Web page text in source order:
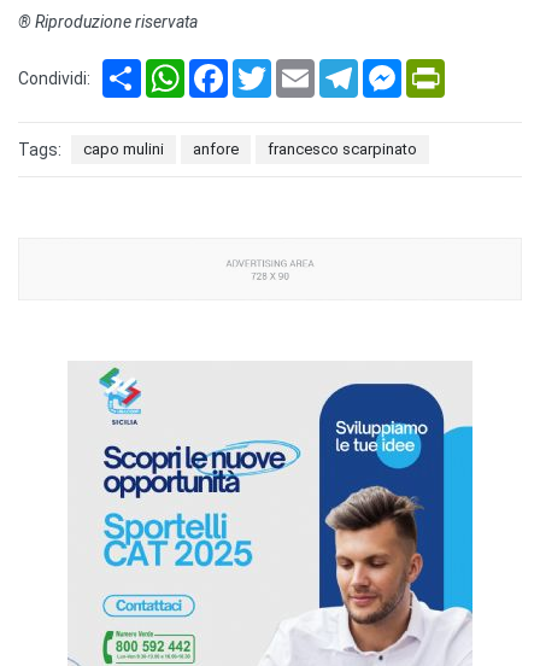
® Riproduzione riservata
Condividi: Share WhatsAppFacebook
TwitterEmail TelegramMessenger
Tags: capo mulini anfore francesco scarpinato